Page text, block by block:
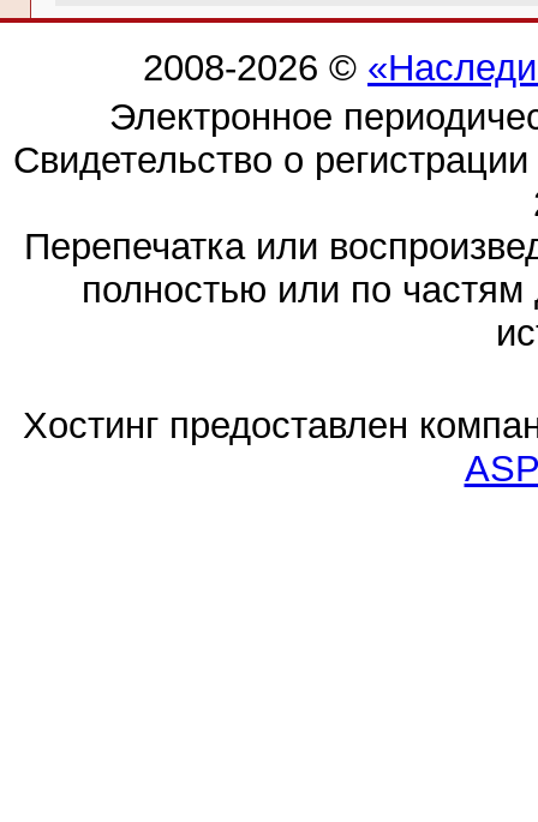
2008-2026 ©
Электронное
Свидетельство о
Перепечатка или
полностью или по частям
Хостинг предоставлен